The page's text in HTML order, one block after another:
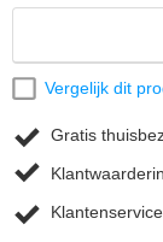
Vergelijk dit
Gratis